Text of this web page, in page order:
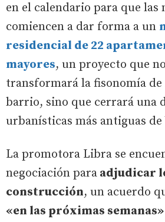
en el calendario para que las
comiencen a dar forma a un
residencial de 22
mayores, un proyecto que
transformará la fisonomía
barrio, sino que cerrará una
urbanísticas más antiguas
La promotora Libra se
negociación para adjudicar
construcción, un acuerdo
«en las próximas semanas»